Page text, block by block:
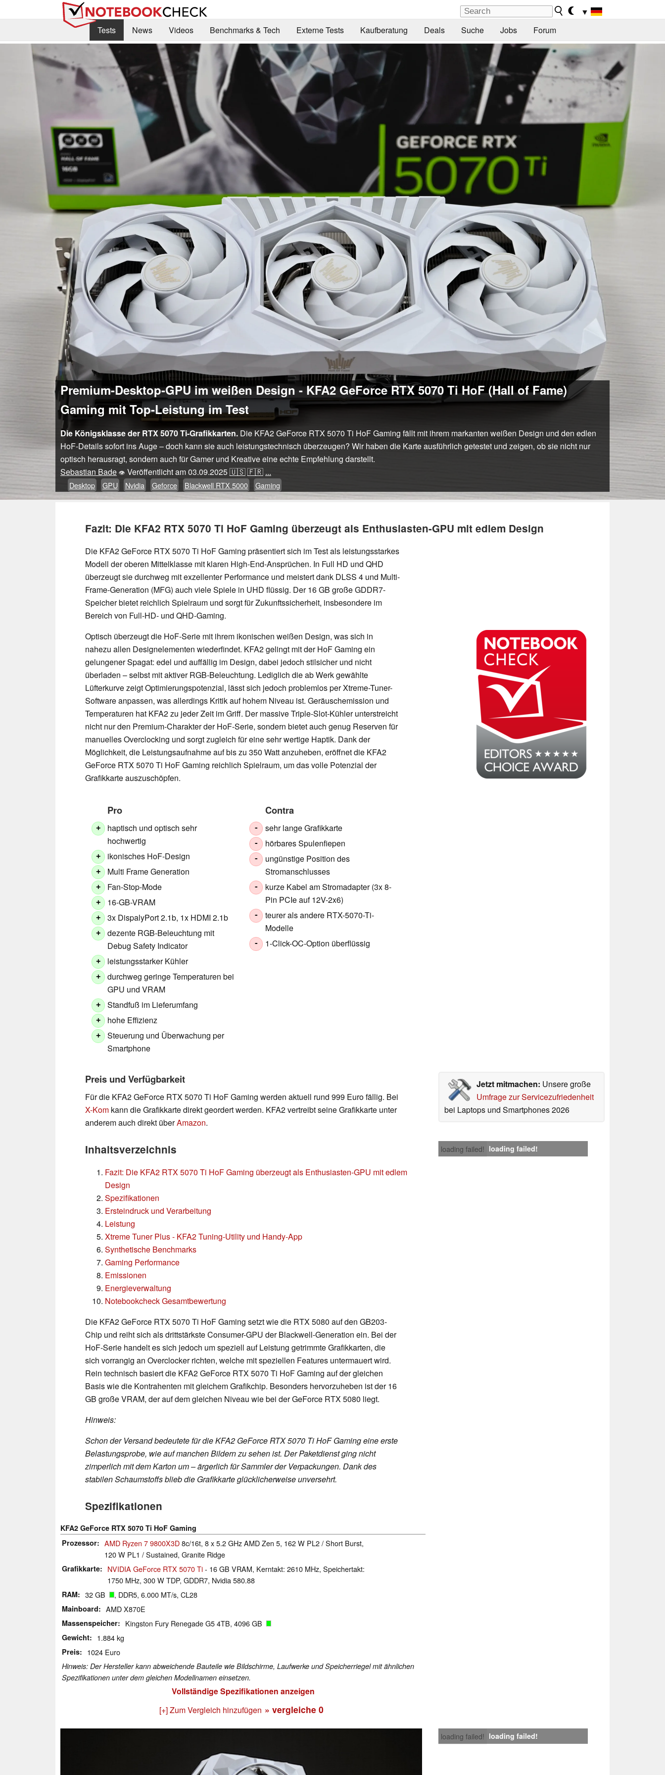
▼
Tests
News Videos Benchmarks & Tech Externe Tests Kaufberatung Deals Suche Jobs Forum
Premium-Desktop-GPU im weißen Design - KFA2 GeForce RTX 5070 Ti HoF (Hall of Fame)
Gaming mit Top-Leistung im Test
Die Königsklasse der RTX 5070 Ti-Grafikkarten. Die KFA2 GeForce RTX 5070 Ti HoF Gaming fällt mit ihrem markanten weißen Design und den edlen
HoF-Details sofort ins Auge – doch kann sie auch leistungstechnisch überzeugen? Wir haben die Karte ausführlich getestet und zeigen, ob sie nicht nur
optisch herausragt, sondern auch für Gamer und Kreative eine echte Empfehlung darstellt.
Sebastian Bade 👁 Veröffentlicht am03.09.2025🇺🇸🇫🇷 ...
Desktop GPU Nvidia Geforce Blackwell RTX 5000 Gaming
Fazit: Die KFA2 RTX 5070 Ti HoF Gaming überzeugt als Enthusiasten-GPU mit edlem Design
Die KFA2 GeForce RTX 5070 Ti HoF Gaming präsentiert sich im Test als leistungsstarkes
Modell der oberen Mittelklasse mit klaren High-End-Ansprüchen. In Full HD und QHD
überzeugt sie durchweg mit exzellenter Performance und meistert dank DLSS 4 und Multi-
Frame-Generation (MFG) auch viele Spiele in UHD flüssig. Der 16 GB große GDDR7-
Speicher bietet reichlich Spielraum und sorgt für Zukunftssicherheit, insbesondere im
Bereich von Full-HD- und QHD-Gaming.
Optisch überzeugt die HoF-Serie mit ihrem ikonischen weißen Design, was sich in
nahezu allen Designelementen wiederfindet. KFA2 gelingt mit der HoF Gaming ein
gelungener Spagat: edel und auffällig im Design, dabei jedoch stilsicher und nicht
überladen – selbst mit aktiver RGB-Beleuchtung. Lediglich die ab Werk gewählte
Lüfterkurve zeigt Optimierungspotenzial, lässt sich jedoch problemlos per Xtreme-Tuner-
Software anpassen, was allerdings Kritik auf hohem Niveau ist. Geräuschemission und
Temperaturen hat KFA2 zu jeder Zeit im Griff. Der massive Triple-Slot-Kühler unterstreicht
nicht nur den Premium-Charakter der HoF-Serie, sondern bietet auch genug Reserven für
manuelles Overclocking und sorgt zugleich für eine sehr wertige Haptik. Dank der
Möglichkeit, die Leistungsaufnahme auf bis zu 350 Watt anzuheben, eröffnet die KFA2
GeForce RTX 5070 Ti HoF Gaming reichlich Spielraum, um das volle Potenzial der
Grafikkarte auszuschöpfen.
Pro
+
haptisch und optisch sehr
hochwertig
+ ikonisches HoF-Design
+ Multi Frame Generation
+ Fan-Stop-Mode
+ 16-GB-VRAM
+ 3x DispalyPort 2.1b, 1x HDMI 2.1b
+
dezente RGB-Beleuchtung mit
Debug Safety Indicator
+ leistungsstarker Kühler
+
durchweg geringe Temperaturen bei
GPU und VRAM
+ Standfuß im Lieferumfang
+ hohe Effizienz
+
Steuerung und Überwachung per
Smartphone
Contra
- sehr lange Grafikkarte
- hörbares Spulenfiepen
-
ungünstige Position des
Stromanschlusses
-
kurze Kabel am Stromadapter (3x 8-
Pin PCIe auf 12V-2x6)
-
teurer als andere RTX-5070-Ti-
Modelle
- 1-Click-OC-Option überflüssig
Jetzt mitmachen: Unsere große
Umfrage zur Servicezufriedenheit
bei Laptops und Smartphones 2026
Preis und Verfügbarkeit
Für die KFA2 GeForce RTX 5070 Ti HoF Gaming werden aktuell rund 999 Euro fällig. Bei
X-Kom kann die Grafikkarte direkt geordert werden. KFA2 vertreibt seine Grafikkarte unter
anderem auch direkt überAmazon.
loading failed! loading failed!
Inhaltsverzeichnis
Fazit: Die KFA2 RTX 5070 Ti HoF Gaming überzeugt als Enthusiasten-GPU mit edlem
Design
Spezifikationen
Ersteindruck und Verarbeitung
Leistung
Xtreme Tuner Plus - KFA2 Tuning-Utility und Handy-App
Synthetische Benchmarks
Gaming Performance
Emissionen
Energieverwaltung
Notebookcheck Gesamtbewertung
Die KFA2 GeForce RTX 5070 Ti HoF Gaming setzt wie die RTX 5080 auf den GB203-
Chip und reiht sich als drittstärkste Consumer-GPU der Blackwell-Generation ein. Bei der
HoF-Serie handelt es sich jedoch um speziell auf Leistung getrimmte Grafikkarten, die
sich vorrangig an Overclocker richten, welche mit speziellen Features untermauert wird.
Rein technisch basiert die KFA2 GeForce RTX 5070 Ti HoF Gaming auf der gleichen
Basis wie die Kontrahenten mit gleichem Grafikchip. Besonders hervorzuheben ist der 16
GB große VRAM, der auf dem gleichen Niveau wie bei der GeForce RTX 5080 liegt.
Hinweis:
Schon der Versand bedeutete für die KFA2 GeForce RTX 5070 Ti HoF Gaming eine erste
Belastungsprobe, wie auf manchen Bildern zu sehen ist. Der Paketdienst ging nicht
zimperlich mit dem Karton um – ärgerlich für Sammler der Verpackungen. Dank des
stabilen Schaumstoffs blieb die Grafikkarte glücklicherweise unversehrt.
Spezifikationen
KFA2 GeForce RTX 5070 Ti HoF Gaming
Prozessor
AMD Ryzen 7 9800X3D8c/16t, 8 x 5.2 GHz AMD Zen 5, 162 W PL2 / Short Burst,
120 W PL1 / Sustained, Granite Ridge
Grafikkarte NVIDIA GeForce RTX 5070 Ti- 16 GB VRAM, Kerntakt: 2610 MHz, Speichertakt:
1750 MHz, 300 W TDP, GDDR7, Nvidia 580.88
RAM 32 GB , DDR5, 6.000 MT/s, CL28
Mainboard AMD X870E
Massenspeicher Kingston Fury Renegade G5 4TB, 4096 GB
Gewicht 1.884 kg
Preis 1024 Euro
Hinweis: Der Hersteller kann abweichende Bauteile wie Bildschirme, Laufwerke und Speicherriegel mit ähnlichen
Spezifikationen unter dem gleichen Modellnamen einsetzen.
Vollständige Spezifikationen anzeigen
[+] Zum Vergleich hinzufügen » vergleiche 0
loading failed! loading failed!